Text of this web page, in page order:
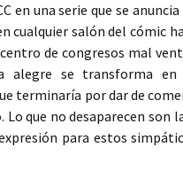
en una serie que se
cualquier salón del cómic
de congresos mal
alegre se transforma
terminaría por dar de
Lo que no desaparecen
para estos